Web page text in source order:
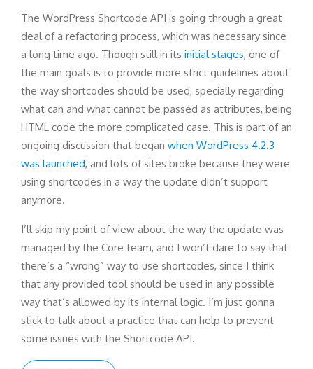
The WordPress Shortcode API is going through a great
deal of a refactoring process, which was necessary since
a long time ago. Though still in its initial stages, one of
the main goals is to provide more strict guidelines about
the way shortcodes should be used, specially regarding
what can and what cannot be passed as attributes, being
HTML code the more complicated case. This is part of an
ongoing discussion that began when WordPress 4.2.3
was launched, and lots of sites broke because they were
using shortcodes in a way the update didn’t support
anymore.
I’ll skip my point of view about the way the update was
managed by the Core team, and I won’t dare to say that
there’s a “wrong” way to use shortcodes, since I think
that any provided tool should be used in any possible
way that’s allowed by its internal logic. I’m just gonna
stick to talk about a practice that can help to prevent
some issues with the Shortcode API.